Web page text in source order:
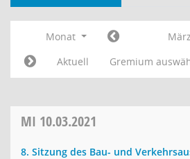
Monat März
Aktuell
Gremium
MI 10.03.2021
8. Sitzung des Bau- und